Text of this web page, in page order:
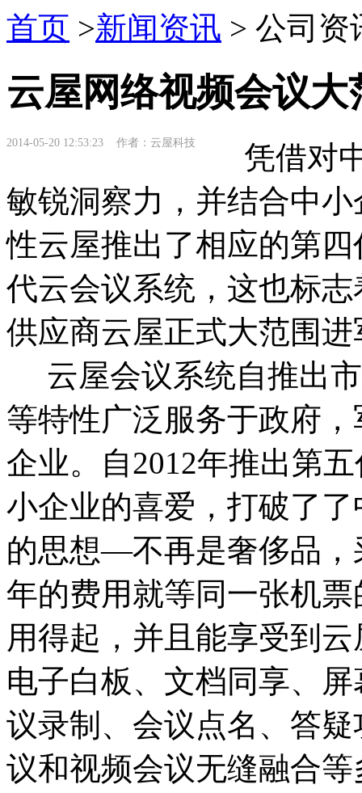
首页 >新闻资讯 > 公司资
云屋网络视频会议
2014-05-20 12:53:23 作者：云屋科技
凭借对中
敏锐洞察力，并结合中
性云屋推出了相应的第
代云会议系统，这也标
供应商云屋正式大范围
云屋会议系统自推出
等特性广泛服务于政府
企业。自2012年推出第
小企业的喜爱，打破了
的思想—不再是奢侈品，
年的费用就等同一张机
用得起，并且能享受到
电子白板、文档同享、
议录制、会议点名、答
议和视频会议无缝融合